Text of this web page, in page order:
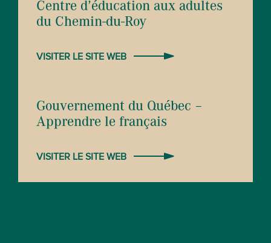
Centre d’éducation aux adultes
du Chemin-du-Roy
VISITER LE SITE WEB
Gouvernement du Québec –
Apprendre le français
VISITER LE SITE WEB